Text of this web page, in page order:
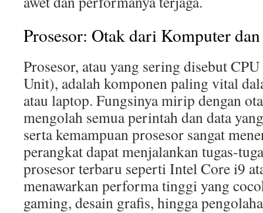
Prosesor: Otak dari Komputer
Prosesor, atau yang sering disebut
Unit), adalah komponen paling vital
atau laptop. Fungsinya mirip dengan
mengolah semua perintah dan data
serta kemampuan prosesor sangat
perangkat dapat menjalankan tugas-
prosesor terbaru seperti Intel Core i9
menawarkan performa tinggi yang
gaming, desain grafis, hingga